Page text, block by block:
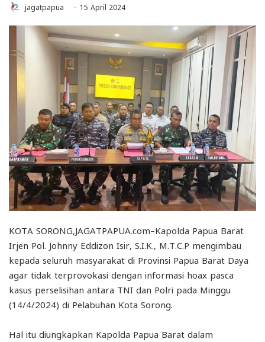
jagatpapua 15 April 2024
KOTA SORONG,JAGATPAPUA.com–Kapolda Papua Barat
Irjen Pol. Johnny Eddizon Isir, S.I.K., M.T.C.P mengimbau
kepada seluruh masyarakat di Provinsi Papua Barat Daya
agar tidak terprovokasi dengan informasi hoax pasca
kasus perselisihan antara TNI dan Polri pada Minggu
(14/4/2024) di Pelabuhan Kota Sorong.
Hal itu diungkapkan Kapolda Papua Barat dalam